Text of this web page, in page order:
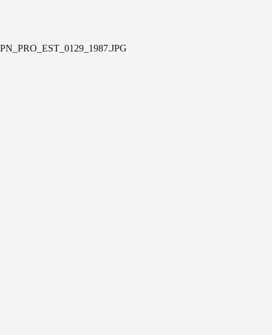
PN_PRO_EST_0129_1987.JPG